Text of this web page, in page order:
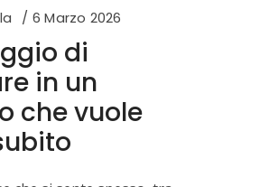
6 Marzo 2026
di
in un
che vuole